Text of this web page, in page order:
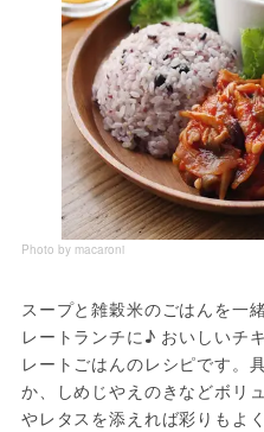
Photo by macaroni
スープと雑穀米のごはんを一
レートランチに♪ おいしいチ
レートごはんのレシピです。
か、しめじやえのきなどボリ
やレタスを添えれば彩りもよ